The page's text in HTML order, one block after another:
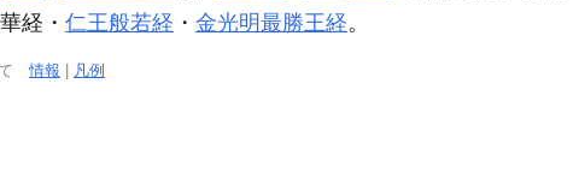
経・ 仁王般若経 ・ 金光明最勝王経。
て情報 凡例